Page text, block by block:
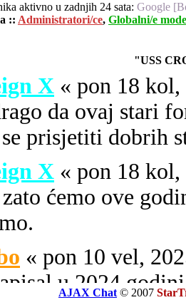
aktivno u zadnjih 24 sata: Google
:: Administratori/ce, Globalni/e
"USS
X « pon 18
da ovaj stari
prisjetiti dobrih
X « pon 18
ćemo ove
« pon 10 vel,
u 2024
AJAX Chat © 2007